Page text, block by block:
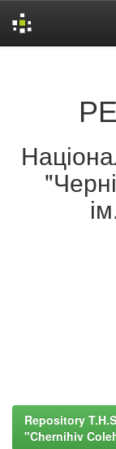
Repository
"Chernihiv